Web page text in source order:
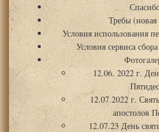
Требы
Условия использования
Условия сервиса
12.06. 2022 г.
12.07.2022 г.
апостолов
12.07.23 День